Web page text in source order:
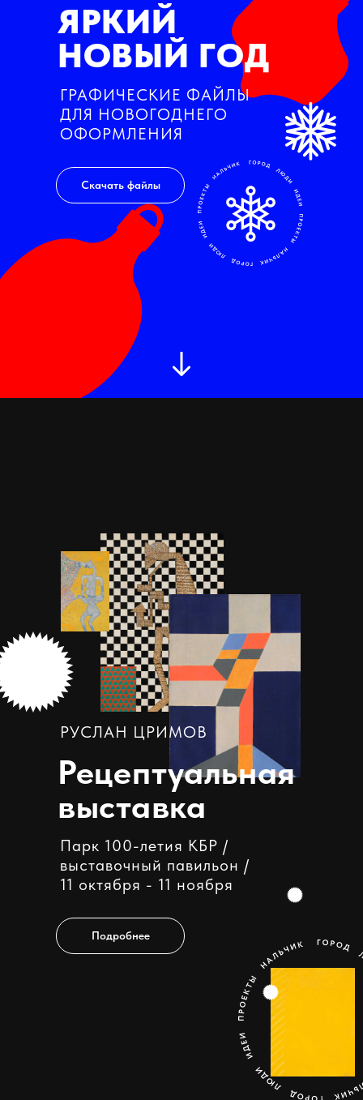
ЯРКИЙ
НОВЫЙ ГОД
ГРАФИЧЕСКИЕ ФАЙЛЫ
ДЛЯ НОВОГОДНЕГО
ОФОРМЛЕНИЯ
Скачать файлы
Рецептуальная
выставка
Парк 100-летия КБР /
выставочный павильон /
11 октября - 11 ноября
Подробнее
РУСЛАН ЦРИМОВ